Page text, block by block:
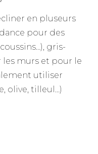
en pluseurs
pour des
gris-
les murs et pour le
utiliser
olive, tilleul…)